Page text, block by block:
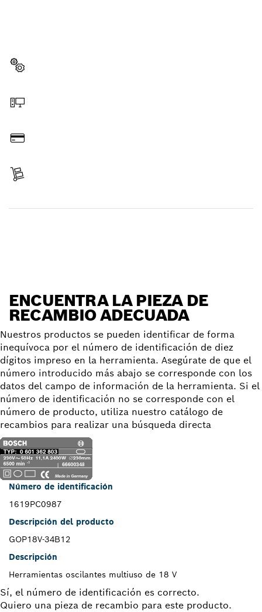
ENCUENTRA LA PIEZA DE
RECAMBIO ADECUADA
Nuestros productos se pueden identificar de forma
inequívoca por el número de identificación de diez
dígitos impreso en la herramienta. Asegúrate de que el
número introducido más abajo se corresponde con los
datos del campo de información de la herramienta. Si el
número de identificación no se corresponde con el
número de producto, utiliza nuestro catálogo de
recambios para realizar una búsqueda directa
Número de identificación
1619PC0987
Descripción del producto
GOP18V-34B12
Descripción
Herramientas oscilantes multiuso de 18 V
Sí, el número de identificación es correcto.
Quiero una pieza de recambio para este producto.